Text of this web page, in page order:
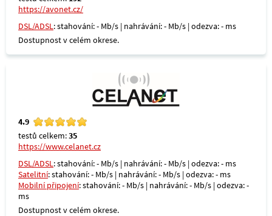
https://avonet.cz/
DSL/ADSL: stahování: - Mb/s | nahrávání: - Mb/s | odezva: - ms
Dostupnost v celém okrese.
4.9
testů celkem:35
https://www.celanet.cz
DSL/ADSL: stahování: - Mb/s | nahrávání: - Mb/s | odezva: - ms
Satelitní: stahování: - Mb/s | nahrávání: - Mb/s | odezva: - ms
Mobilní připojení: stahování: - Mb/s | nahrávání: - Mb/s | odezva: -
ms
Dostupnost v celém okrese.